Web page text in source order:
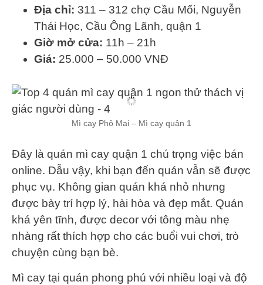
Địa chỉ: 311 – 312 chợ Cầu Mối, Nguyễn
Thái Học, Cầu Ông Lãnh, quận 1
Giờ mở cửa: 11h – 21h
Giá: 25.000 – 50.000 VNĐ
Mì cay Phô Mai – Mì cay quận 1
Đây là quán mì cay quận 1 chú trọng việc bán
online. Dẫu vậy, khi bạn đến quán vẫn sẽ được
phục vụ. Không gian quán khá nhỏ nhưng
được bày trí hợp lý, hài hòa và đẹp mắt. Quán
khá yên tĩnh, được decor với tông màu nhẹ
nhàng rất thích hợp cho các buổi vui chơi, trò
chuyện cùng bạn bè.
Mì cay tại quán phong phú với nhiều loại và độ